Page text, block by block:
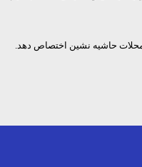
حاشیه نشین اختصاص دهد.